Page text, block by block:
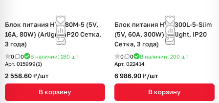
Блок питания HTS-80M-5 (5V,
16A, 80W) (Arlight, IP20 Сетка,
3 года)
0 0 В наличии: 180 шт
Арт. 015999(1)
2 558.60 ₽/шт
В корзину
Блок питания HTS-300L-5-Slim
(5V, 60A, 300W) (Arlight, IP20
Сетка, 3 года)
0 0 В наличии: 200 шт
Арт. 022414
6 986.90 ₽/шт
В корзину